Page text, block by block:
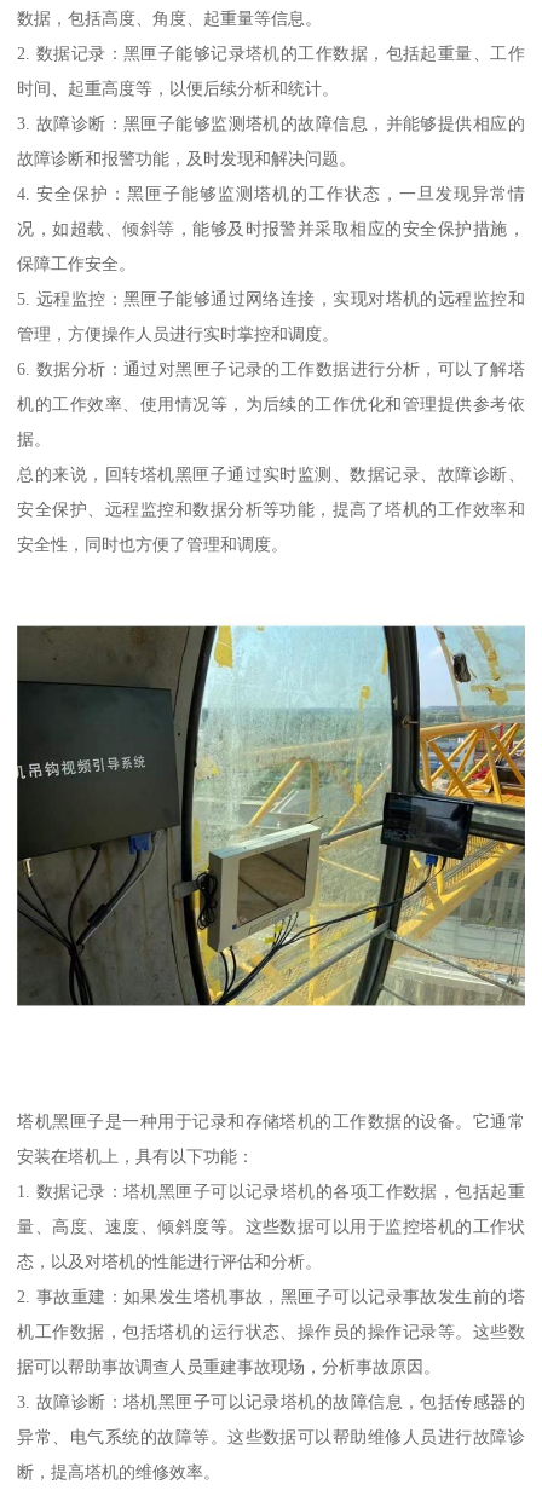
数据，包括高度、角度、起重量等信息。
2. 数据记录：黑匣子能够记录塔机的工作数据，包括起重量、工作
时间、起重高度等，以便后续分析和统计。
3. 故障诊断：黑匣子能够监测塔机的故障信息，并能够提供相应的
故障诊断和报警功能，及时发现和解决问题。
4. 安全保护：黑匣子能够监测塔机的工作状态，一旦发现异常情
况，如超载、倾斜等，能够及时报警并采取相应的安全保护措施，
保障工作安全。
5. 远程监控：黑匣子能够通过网络连接，实现对塔机的远程监控和
管理，方便操作人员进行实时掌控和调度。
6. 数据分析：通过对黑匣子记录的工作数据进行分析，可以了解塔
机的工作效率、使用情况等，为后续的工作优化和管理提供参考依
据。
总的来说，回转塔机黑匣子通过实时监测、数据记录、故障诊断、
安全保护、远程监控和数据分析等功能，提高了塔机的工作效率和
安全性，同时也方便了管理和调度。
塔机黑匣子是一种用于记录和存储塔机的工作数据的设备。它通常
安装在塔机上，具有以下功能：
1. 数据记录：塔机黑匣子可以记录塔机的各项工作数据，包括起重
量、高度、速度、倾斜度等。这些数据可以用于监控塔机的工作状
态，以及对塔机的性能进行评估和分析。
2. 事故重建：如果发生塔机事故，黑匣子可以记录事故发生前的塔
机工作数据，包括塔机的运行状态、操作员的操作记录等。这些数
据可以帮助事故调查人员重建事故现场，分析事故原因。
3. 故障诊断：塔机黑匣子可以记录塔机的故障信息，包括传感器的
异常、电气系统的故障等。这些数据可以帮助维修人员进行故障诊
断，提高塔机的维修效率。